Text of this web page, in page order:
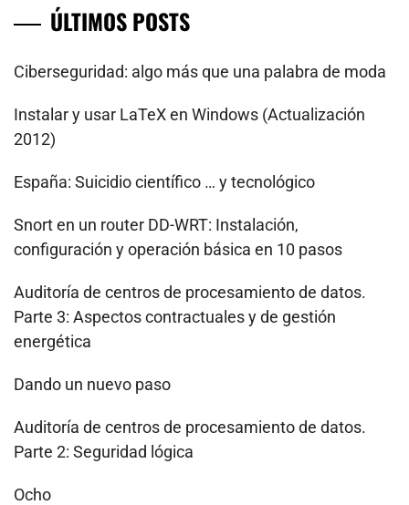
ÚLTIMOS POSTS
Ciberseguridad: algo más que una palabra de moda
Instalar y usar LaTeX en Windows (Actualización
2012)
España: Suicidio científico … y tecnológico
Snort en un router DD-WRT: Instalación,
configuración y operación básica en 10 pasos
Auditoría de centros de procesamiento de datos.
Parte 3: Aspectos contractuales y de gestión
energética
Dando un nuevo paso
Auditoría de centros de procesamiento de datos.
Parte 2: Seguridad lógica
Ocho